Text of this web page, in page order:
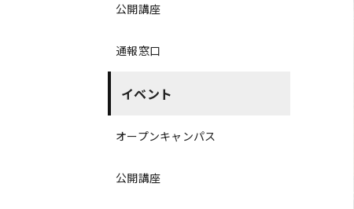
公開講座
通報窓口
イベント
オープンキャンパス
公開講座